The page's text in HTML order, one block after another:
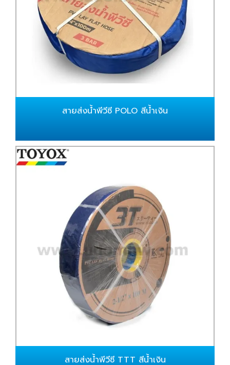
สายส่งน้ำพีวีซี POLO สีน้ำเงิน
สายส่งน้ำพีวีซี TTT สีน้ำเงิน